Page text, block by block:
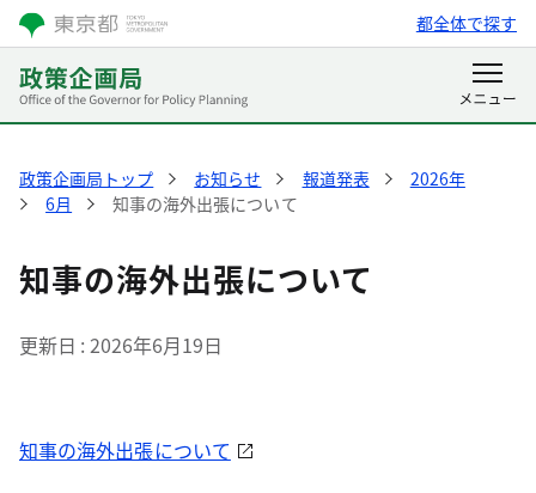
都全体で探す
政策企画局トップ お知らせ 報道発表
2026年
6月
知事の海外出張について
知事の海外出張について
更新日 2026年6月19日
知事の海外出張について